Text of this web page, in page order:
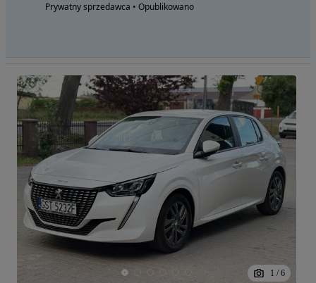
Prywatny sprzedawca • Opublikowano
1 / 6